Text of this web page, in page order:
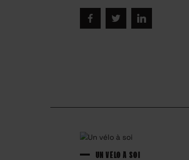
UN VÉLO À SOI